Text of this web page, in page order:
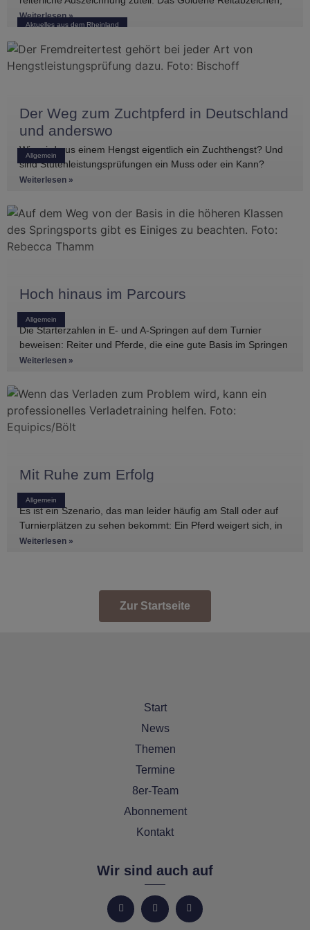
Aktuelles aus dem Rheinland
überreicht von Hermann Bender. Vor der
Weiterlesen »
Allgemein
Der Weg zum Zuchtpferd in Deutschland
und anderswo
Wie wird aus einem Hengst eigentlich ein Zuchthengst? Und
sind Stutenleistungsprüfungen ein Muss oder ein Kann?
Einblicke in die Regelwerke
Weiterlesen »
Allgemein
Hoch hinaus im Parcours
Die Starterzahlen in E- und A-Springen auf dem Turnier
beweisen: Reiter und Pferde, die eine gute Basis im Springen
haben, gibt es
Weiterlesen »
Allgemein
Mit Ruhe zum Erfolg
Es ist ein Szenario, das man leider häufig am Stall oder auf
Turnierplätzen zu sehen bekommt: Ein Pferd weigert sich, in
den Anhänger zu
Weiterlesen »
Zur Startseite
Start
News
Themen
Termine
8er-Team
Abonnement
Kontakt
Wir sind auch auf